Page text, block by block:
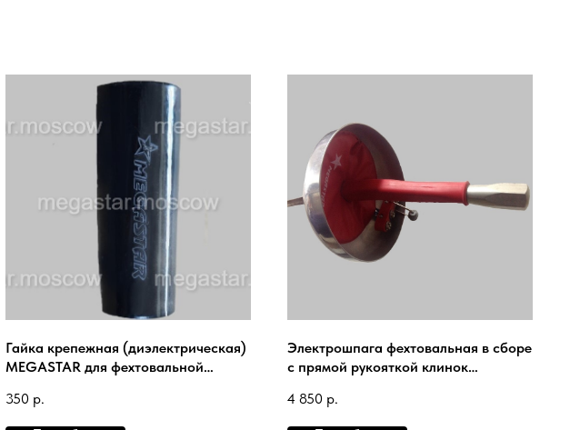
Гайка крепежная (диэлектрическая)
MEGASTAR для фехтовальной
350 р.
Электрошпага фехтовальная в сборе
с прямой рукояткой клинок
MEGASTAR
4 850 р.